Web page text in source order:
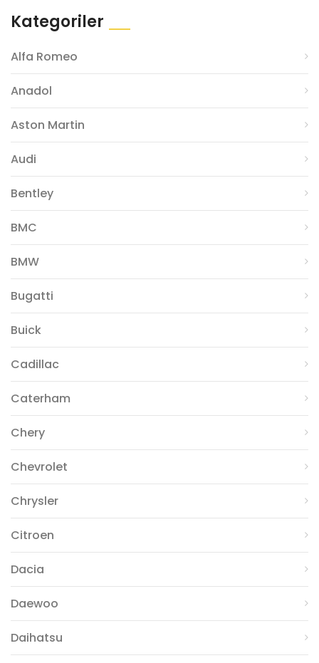
Kategoriler
Alfa Romeo
Anadol
Aston Martin
Audi
Bentley
BMC
BMW
Bugatti
Buick
Cadillac
Caterham
Chery
Chevrolet
Chrysler
Citroen
Dacia
Daewoo
Daihatsu